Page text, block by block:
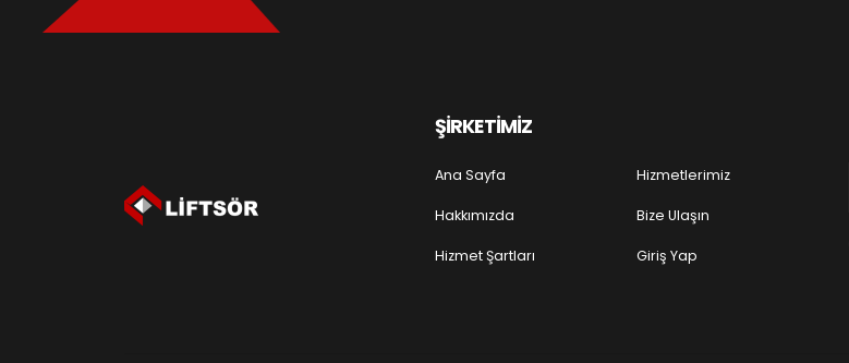
ŞİRKETİMİZ
Ana Sayfa
Hakkımızda
Hizmet Şartları
Hizmetlerimiz
Bize Ulaşın
Giriş Yap